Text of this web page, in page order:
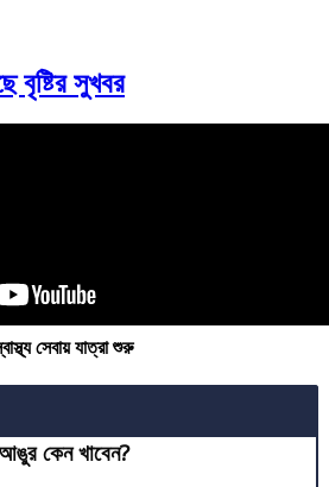
বৃষ্টির সুখবর
সেবায় যাত্রা শুরু
কেন খাবেন?